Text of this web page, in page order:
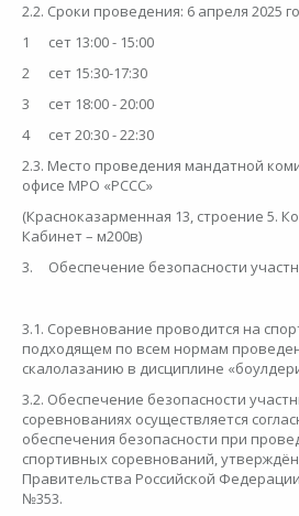
2.2. Сроки проведения: 6 апреля 2025
1
сет 13:00 - 15:00
2
сет 15:30-17:30
3
сет 18:00 - 20:00
4
сет 20:30 - 22:30
2.3. Место проведения мандатной
офисе МРО «РССС»
(Красноказарменная 13, строение 5.
Кабинет – м200в)
3.
Обеспечение безопасности
3.1. Соревнование проводится на
подходящем по всем нормам
скалолазанию в дисциплине
3.2. Обеспечение безопасности
соревнованиях осуществляется
обеспечения безопасности при
спортивных соревнований,
Правительства Российской
№353.